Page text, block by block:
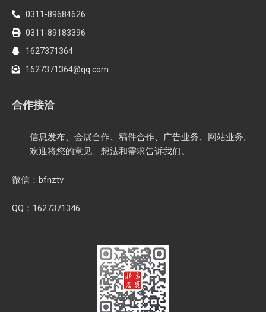
0311-89684626
0311-89183396
1627371364
1627371364@qq.com
合作接洽
信息发布、会展合作、稿件合作、广告业务、网站业务。
欢迎将您的意见、想法和需求告诉我们。
微信：bfnztv
QQ：1627371346